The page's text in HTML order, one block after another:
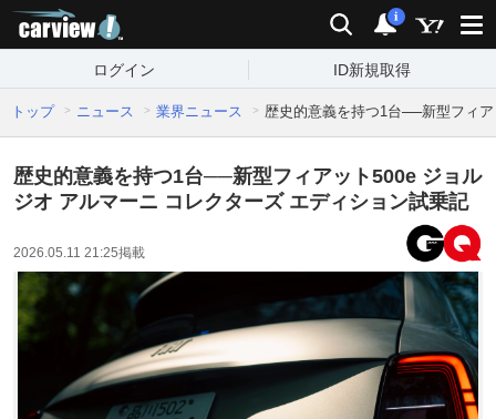
検索 通知
i
ログイン ID新規取得
トップ ニュース 業界ニュース 歴史的意義を持つ1台──新型フィ
歴史的意義を持つ1台──新型フィアット500e ジョル
ジオ アルマーニ コレクターズ エディション試乗記
2026.05.11 21:25掲載